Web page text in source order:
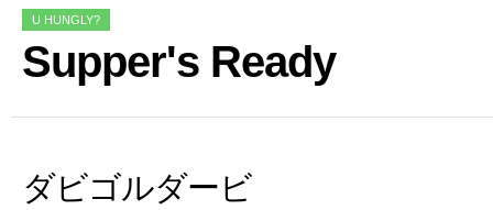
U HUNGLY?
Supper's Ready
ダビゴルダービ